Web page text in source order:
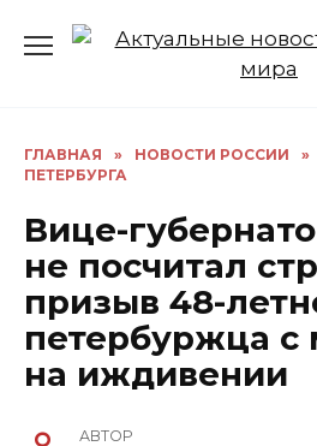
ГЛАВНАЯ » НОВОСТИ РОССИИ »
ПЕТЕРБУРГА
Вице-
не посчитал
призыв 48-
петербуржца с
на иждивении
АВТОР